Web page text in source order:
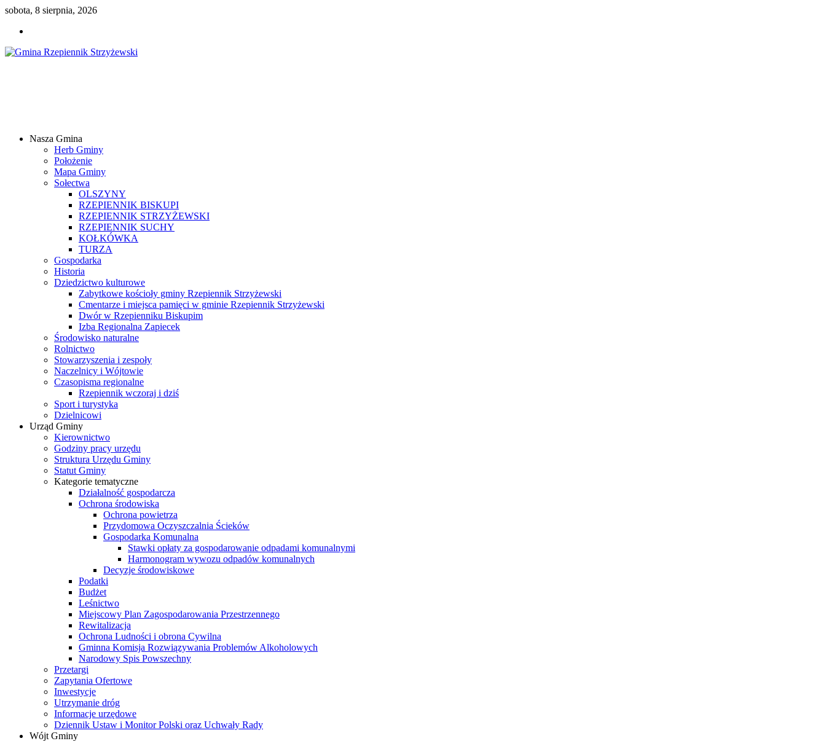
sobota, 8 sierpnia, 2026
Samorządowy
Internetowy
Nasza Gmina
Herb Gminy
Położenie
Mapa Gminy
Sołectwa
OLSZYNY
RZEPIENNIK BISKUPI
RZEPIENNIK STRZYŻEWSKI
RZEPIENNIK SUCHY
KOŁKÓWKA
TURZA
Gospodarka
Historia
Dziedzictwo kulturowe
Zabytkowe kościoły gminy Rzepiennik Strzyżewski
Cmentarze i miejsca pamięci w gminie Rzepiennik Strzyżewski
Dwór w Rzepienniku Biskupim
Izba Regionalna Zapiecek
Środowisko naturalne
Rolnictwo
Stowarzyszenia i zespoły
Naczelnicy i Wójtowie
Czasopisma regionalne
Rzepiennik wczoraj i dziś
Sport i turystyka
Dzielnicowi
Urząd Gminy
Kierownictwo
Godziny pracy urzędu
Struktura Urzędu Gminy
Statut Gminy
Kategorie tematyczne
Działalność gospodarcza
Ochrona środowiska
Ochrona powietrza
Przydomowa Oczyszczalnia Ścieków
Gospodarka Komunalna
Stawki opłaty za gospodarowanie odpadami komunalnymi
Harmonogram wywozu odpadów komunalnych
Decyzje środowiskowe
Podatki
Budżet
Leśnictwo
Miejscowy Plan Zagospodarowania Przestrzennego
Rewitalizacja
Ochrona Ludności i obrona Cywilna
Gminna Komisja Rozwiązywania Problemów Alkoholowych
Narodowy Spis Powszechny
Przetargi
Zapytania Ofertowe
Inwestycje
Utrzymanie dróg
Informacje urzędowe
Dziennik Ustaw i Monitor Polski oraz Uchwały Rady
Wójt Gminy